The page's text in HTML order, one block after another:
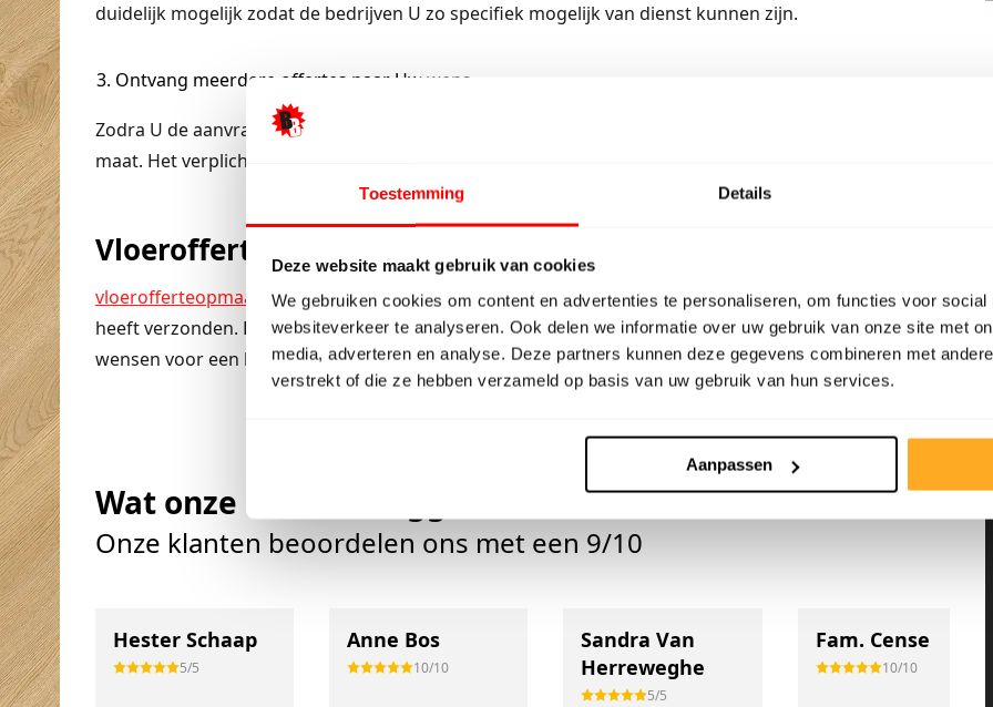
Toestemming Details
Deze website maakt gebruik van cookies
We gebruiken cookies om content en advertenties te personaliseren, om functies voor social
websiteverkeer te analyseren. Ook delen we informatie over uw gebruik van onze site met
media, adverteren en analyse. Deze partners kunnen deze gegevens combineren met
verstrekt of die ze hebben verzameld op basis van uw gebruik van hun services.
Aanpassen
duidelijk mogelijk zodat de bedrijven U zo specifiek mogelijk van dienst kunnen zijn.
Ontvang meerdere offertes naar Uw wens.
Zodra U de aanvraag heeft verzonden ontvangt U binnen 2 minuten de scherpste vloerofferte op
maat. Het verplicht tot niets.
Vloerofferteopmaat.nl
vloerofferteopmaat
.nl brengt u in contact met parketleggers in Amsterdam nadat U de aanvraag
heeft verzonden. De bedrijven kunnen na ontvangst van de aanvraag contact met U opnemen om Uw
wensen voor een houten vloer zo specifiek mogelijk te behandelen.
Wat onze klanten zeggen
Onze klanten beoordelen ons met een 9/10
Hester Schaap
5/5
Anne Bos
10/10
Sandra Van
Herreweghe
5/5
Fam. Cense
10/10